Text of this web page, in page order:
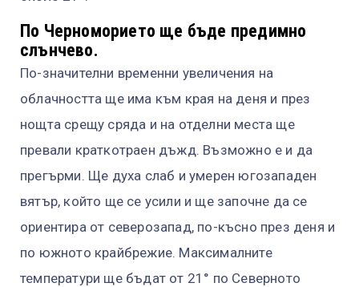
По Черноморието ще бъде предимно
слънчево.
По-значителни временни увеличения на
облачността ще има към края на деня и през
нощта срещу сряда и на отделни места ще
превали краткотраен дъжд. Възможно е и да
прегърми. Ще духа слаб и умерен югозападен
вятър, който ще се усили и ще започне да се
ориентира от северозапад, по-късно през деня и
по южното крайбрежие. Максималните
температури ще бъдат от 21° по Северното